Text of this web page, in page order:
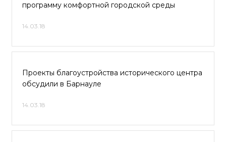
программу комфортной городской среды
14.03.18
Проекты благоустройства исторического центра
обсудили в Барнауле
14.03.18